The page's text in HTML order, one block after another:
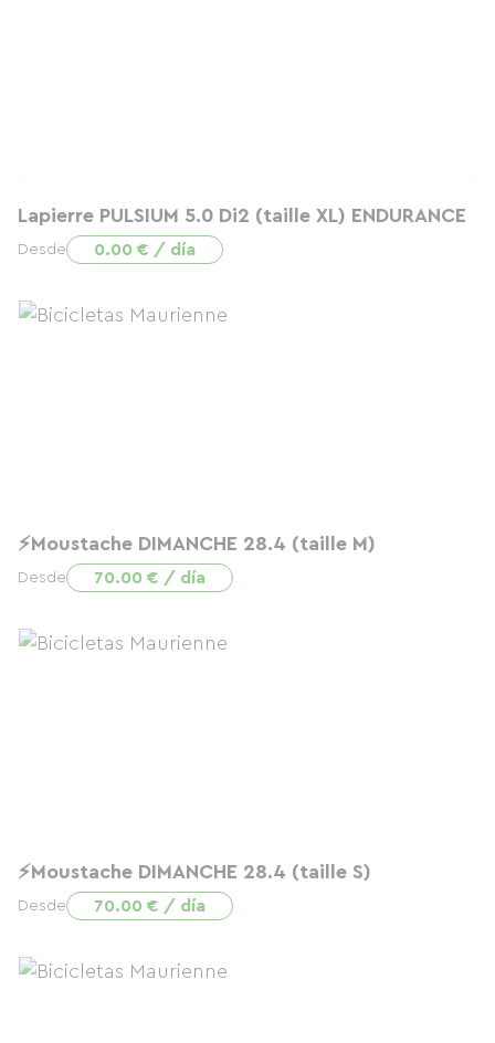
Lapierre PULSIUM 5.0 Di2 (taille XL) ENDURANCE
Desde 0.00 € / día
⚡Moustache DIMANCHE 28.4 (taille M)
Desde 70.00 € / día
⚡Moustache DIMANCHE 28.4 (taille S)
Desde 70.00 € / día